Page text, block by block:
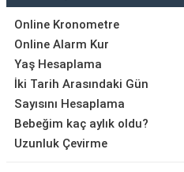
Online Kronometre
Online Alarm Kur
Yaş Hesaplama
İki Tarih Arasındaki Gün
Sayısını Hesaplama
Bebeğim kaç aylık oldu?
Uzunluk Çevirme